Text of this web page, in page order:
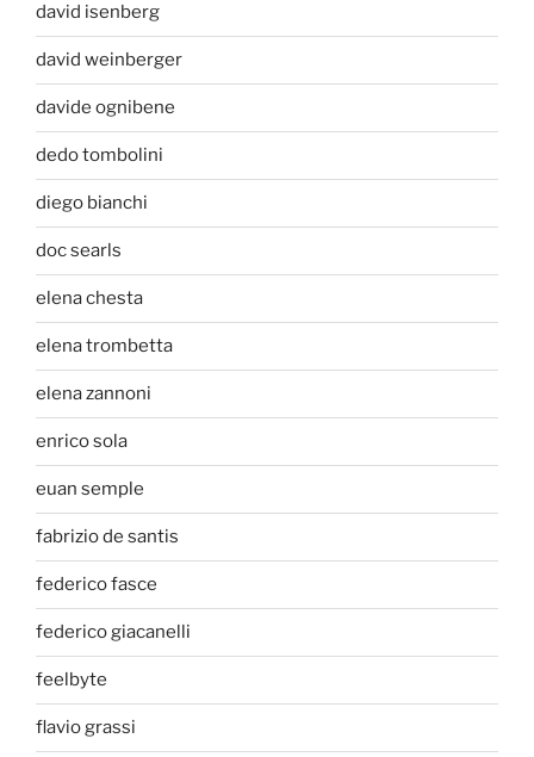
david isenberg
david weinberger
davide ognibene
dedo tombolini
diego bianchi
doc searls
elena chesta
elena trombetta
elena zannoni
enrico sola
euan semple
fabrizio de santis
federico fasce
federico giacanelli
feelbyte
flavio grassi